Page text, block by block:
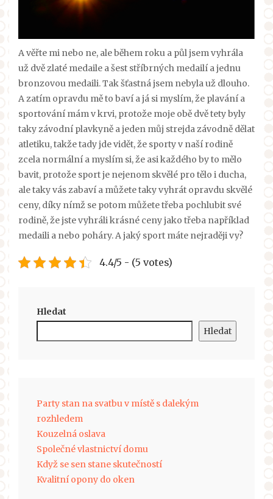
A věřte mi nebo ne, ale během roku a půl jsem vyhrála
už dvě zlaté medaile a šest stříbrných medailí a jednu
bronzovou medaili. Tak šťastná jsem nebyla už dlouho.
A zatím opravdu mě to baví a já si myslím, že plavání a
sportování mám v krvi, protože moje obě dvě tety byly
taky závodní plavkyně a jeden můj strejda závodně dělat
atletiku, takže tady jde vidět, že sporty v naší rodině
zcela normální a myslím si, že asi každého by to mělo
bavit, protože sport je nejenom skvělé pro tělo i ducha,
ale taky vás zabaví a můžete taky vyhrát opravdu skvělé
ceny, díky nímž se potom můžete třeba pochlubit své
rodině, že jste vyhráli krásné ceny jako třeba například
medaili a nebo poháry. A jaký sport máte nejraději vy?
4.4/5 - (5 votes)
Hledat
Hledat
Party stan na svatbu v místě s dalekým
rozhledem
Kouzelná oslava
Společné vlastnictví domu
Když se sen stane skutečností
Kvalitní opony do oken